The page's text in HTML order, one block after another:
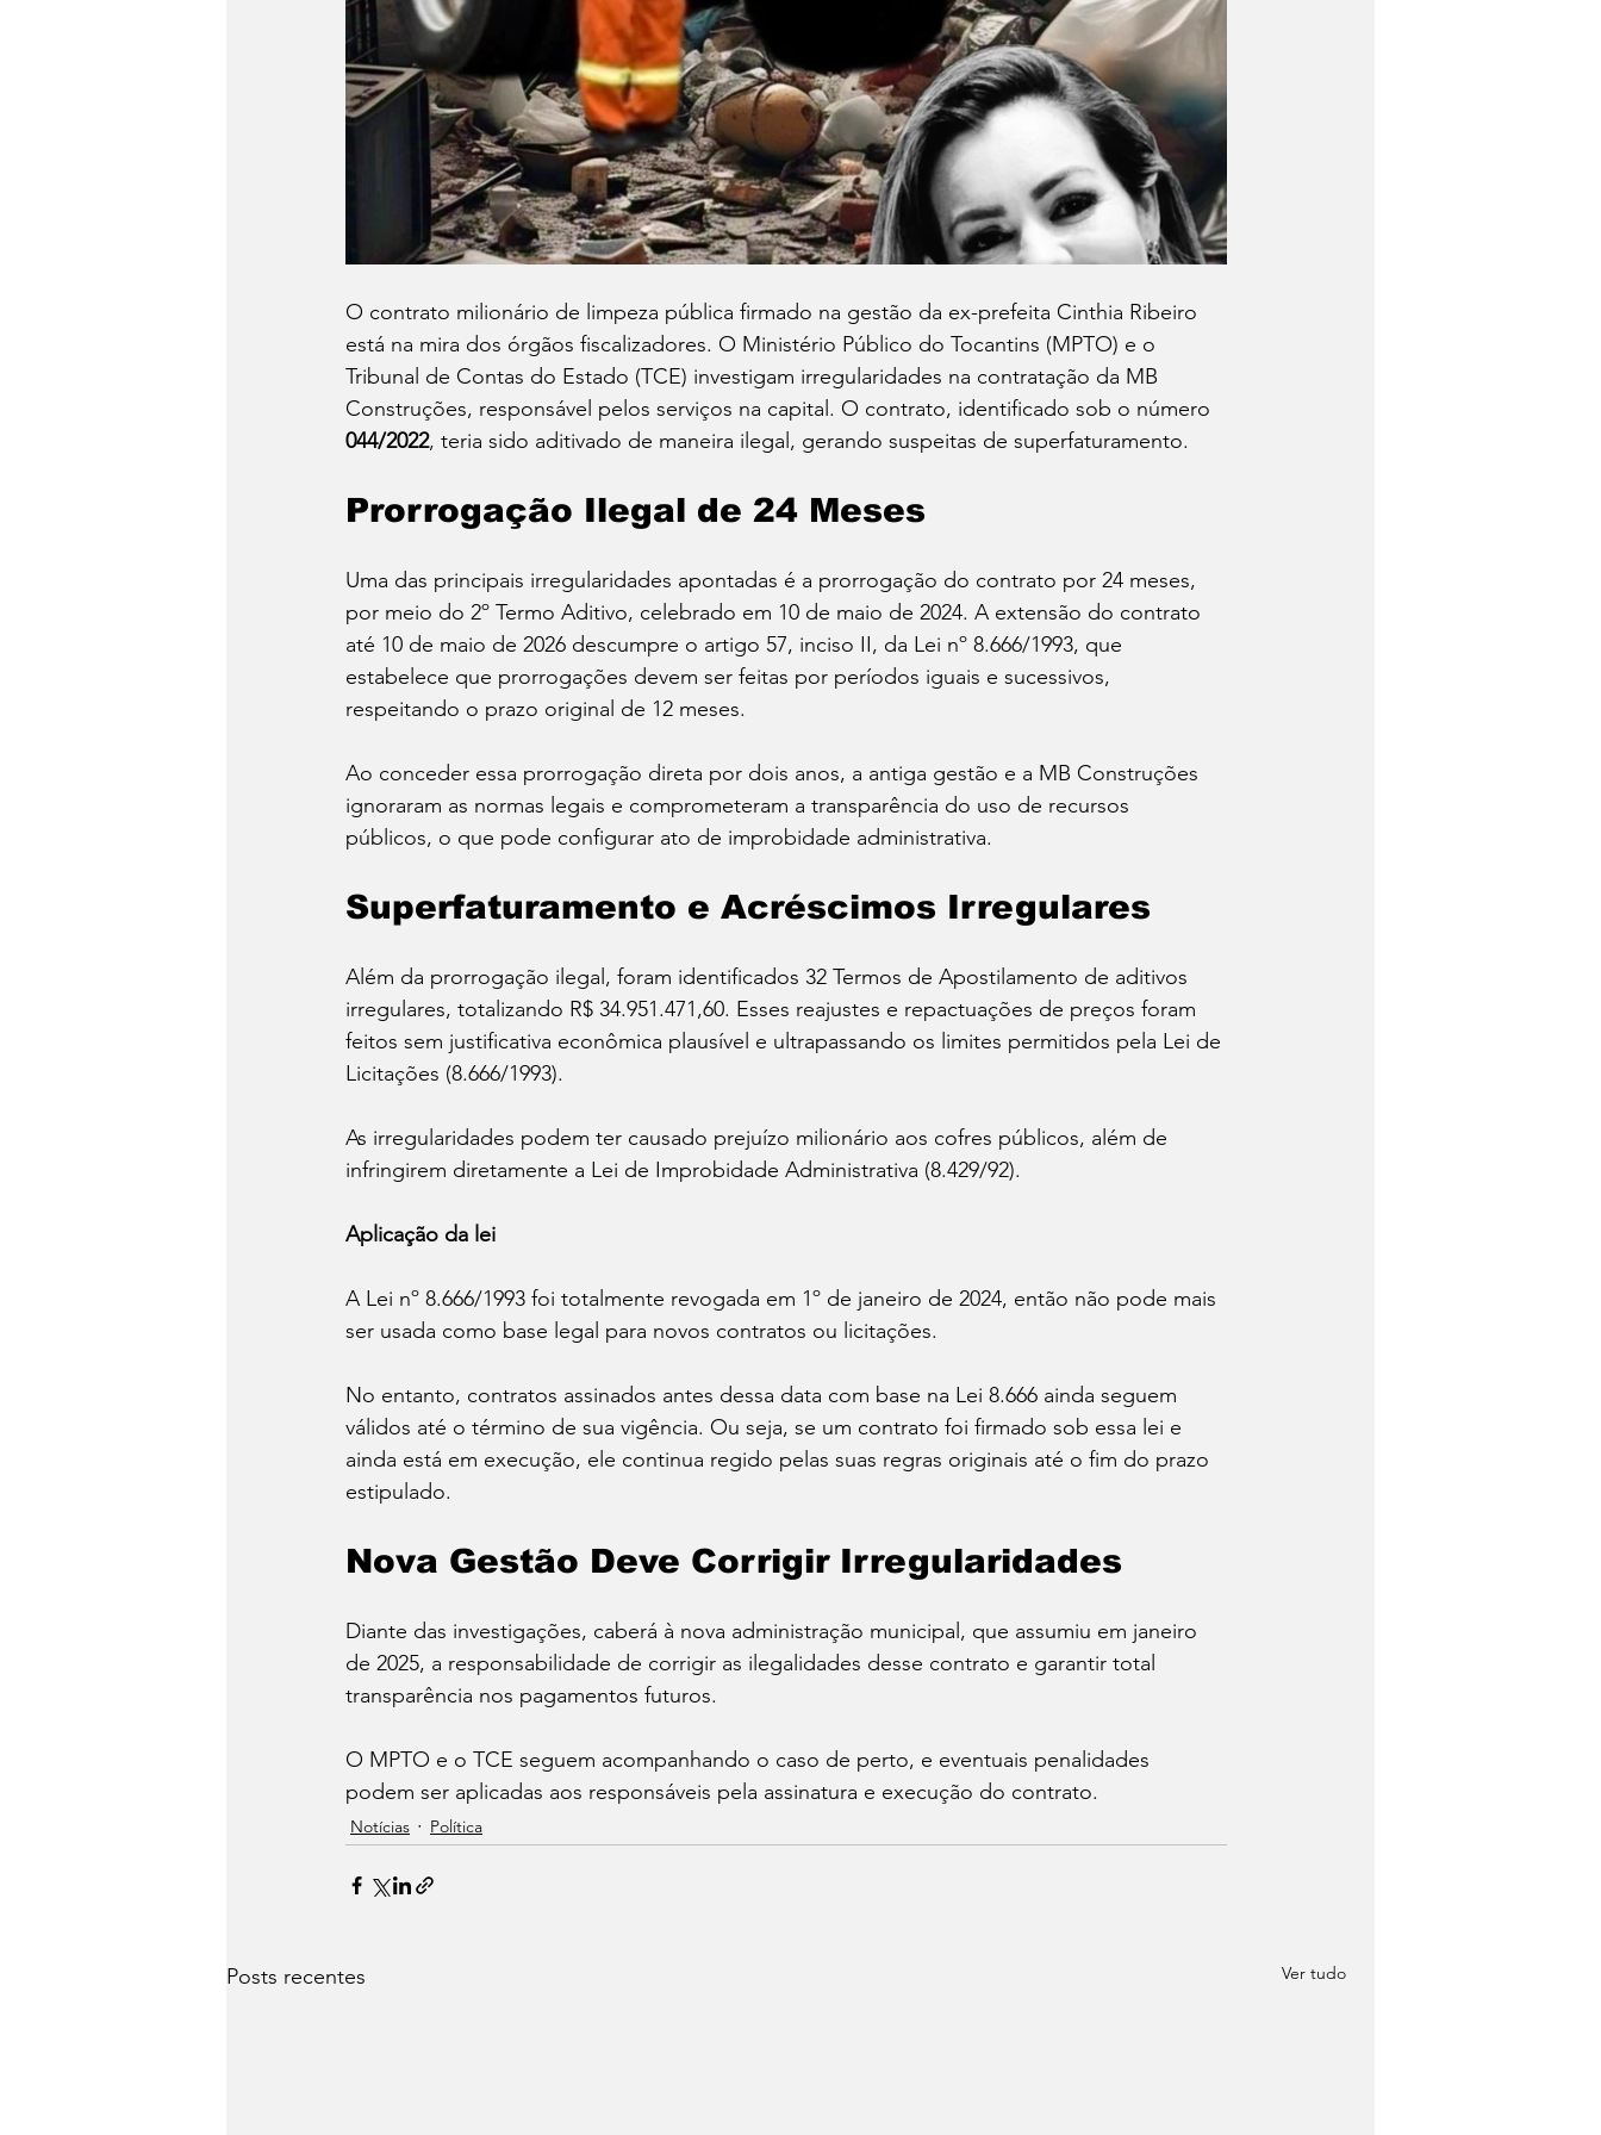
O contrato milionário de limpeza pública firmado na gestão da ex-prefeita Cinthia Ribeiro
está na mira dos órgãos fiscalizadores. O Ministério Público do Tocantins (MPTO) e o
Tribunal de Contas do Estado (TCE) investigam irregularidades na contratação da MB
Construções, responsável pelos serviços na capital. O contrato, identificado sob o número
044/2022, teria sido aditivado de maneira ilegal, gerando suspeitas de superfaturamento.
Prorrogação Ilegal de 24 Meses
Uma das principais irregularidades apontadas é a prorrogação do contrato por 24 meses,
por meio do 2º Termo Aditivo, celebrado em 10 de maio de 2024. A extensão do contrato
até 10 de maio de 2026 descumpre o artigo 57, inciso II, da Lei nº 8.666/1993, que
estabelece que prorrogações devem ser feitas por períodos iguais e sucessivos,
respeitando o prazo original de 12 meses.
Ao conceder essa prorrogação direta por dois anos, a antiga gestão e a MB Construções
ignoraram as normas legais e comprometeram a transparência do uso de recursos
públicos, o que pode configurar ato de improbidade administrativa.
Superfaturamento e Acréscimos Irregulares
Além da prorrogação ilegal, foram identificados 32 Termos de Apostilamento de aditivos
irregulares, totalizando R$ 34.951.471,60. Esses reajustes e repactuações de preços foram
feitos sem justificativa econômica plausível e ultrapassando os limites permitidos pela Lei de
Licitações (8.666/1993).
As irregularidades podem ter causado prejuízo milionário aos cofres públicos, além de
infringirem diretamente a Lei de Improbidade Administrativa (8.429/92).
Aplicação da lei
A Lei nº 8.666/1993 foi totalmente revogada em 1º de janeiro de 2024, então não pode mais
ser usada como base legal para novos contratos ou licitações.
No entanto, contratos assinados antes dessa data com base na Lei 8.666 ainda seguem
válidos até o término de sua vigência. Ou seja, se um contrato foi firmado sob essa lei e
ainda está em execução, ele continua regido pelas suas regras originais até o fim do prazo
estipulado.
Nova Gestão Deve Corrigir Irregularidades
Diante das investigações, caberá à nova administração municipal, que assumiu em janeiro
de 2025, a responsabilidade de corrigir as ilegalidades desse contrato e garantir total
transparência nos pagamentos futuros.
O MPTO e o TCE seguem acompanhando o caso de perto, e eventuais penalidades
podem ser aplicadas aos responsáveis pela assinatura e execução do contrato.
Notícias Política
Posts recentes Ver tudo